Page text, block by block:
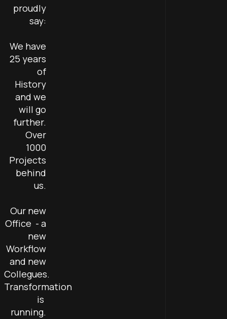
proudly
say:
We have
25 years
of
History
and we
will go
further.
Over
1000
Projects
behind
us.
Our new
Office - a
new
Workflow
and new
Collegues.
Transformation
is
running.